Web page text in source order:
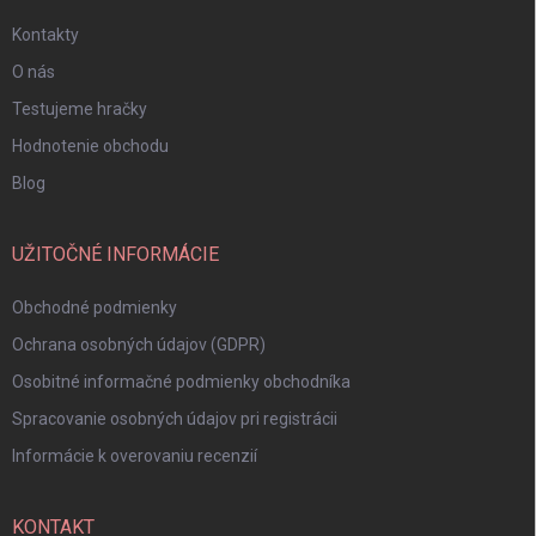
Kontakty
O nás
Testujeme hračky
Hodnotenie obchodu
Blog
UŽITOČNÉ INFORMÁCIE
Obchodné podmienky
Ochrana osobných údajov (GDPR)
Osobitné informačné podmienky obchodníka
Spracovanie osobných údajov pri registrácii
Informácie k overovaniu recenzií
KONTAKT